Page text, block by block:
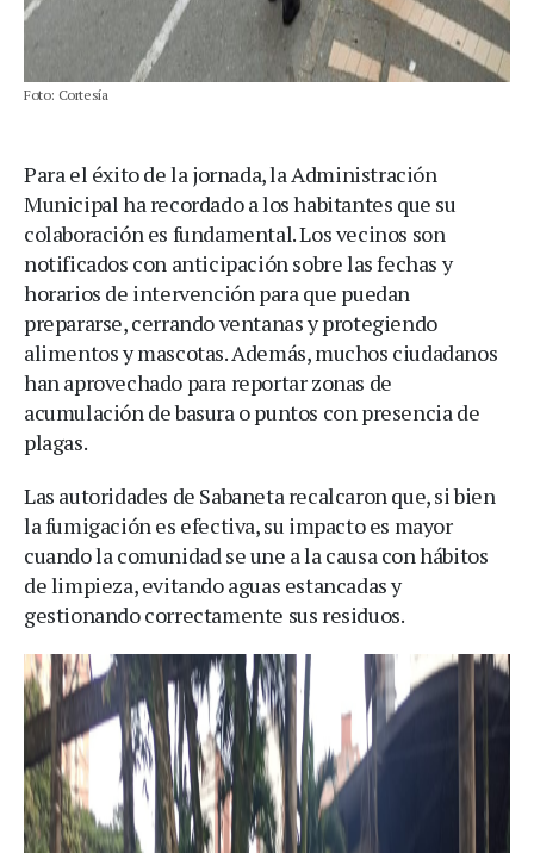
Foto: Cortesía
Para el éxito de la jornada, la Administración
Municipal ha recordado a los habitantes que su
colaboración es fundamental. Los vecinos son
notificados con anticipación sobre las fechas y
horarios de intervención para que puedan
prepararse, cerrando ventanas y protegiendo
alimentos y mascotas. Además, muchos ciudadanos
han aprovechado para reportar zonas de
acumulación de basura o puntos con presencia de
plagas.
Las autoridades de Sabaneta recalcaron que, si bien
la fumigación es efectiva, su impacto es mayor
cuando la comunidad se une a la causa con hábitos
de limpieza, evitando aguas estancadas y
gestionando correctamente sus residuos.